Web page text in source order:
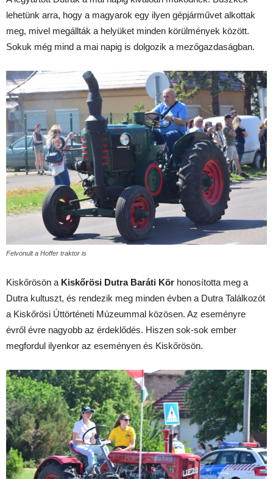
lehetünk arra, hogy a magyarok egy ilyen gépjárművet alkottak
meg, mivel megállták a helyüket minden körülmények között.
Sokuk még mind a mai napig is dolgozik a mezőgazdaságban.
Felvonult a Hoffer traktor is
Kiskőrösön a Kiskőrösi Dutra Baráti Kör honosította meg a
Dutra kultuszt, és rendezik meg minden évben a Dutra Találkozót
a Kiskőrösi Úttörténeti Múzeummal közösen. Az eseményre
évről évre nagyobb az érdeklődés. Hiszen sok-sok ember
megfordul ilyenkor az eseményen és Kiskőrösön.